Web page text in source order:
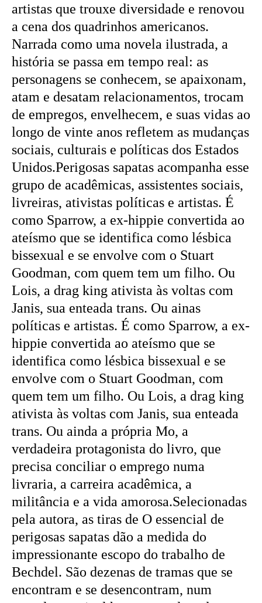
artistas que trouxe diversidade e renovou
a cena dos quadrinhos americanos.
Narrada como uma novela ilustrada, a
história se passa em tempo real: as
personagens se conhecem, se apaixonam,
atam e desatam relacionamentos, trocam
de empregos, envelhecem, e suas vidas ao
longo de vinte anos refletem as mudanças
sociais, culturais e políticas dos Estados
Unidos.Perigosas sapatas acompanha esse
grupo de acadêmicas, assistentes sociais,
livreiras, ativistas políticas e artistas. É
como Sparrow, a ex-hippie convertida ao
ateísmo que se identifica como lésbica
bissexual e se envolve com o Stuart
Goodman, com quem tem um filho. Ou
Lois, a drag king ativista às voltas com
Janis, sua enteada trans. Ou ainas
políticas e artistas. É como Sparrow, a ex-
hippie convertida ao ateísmo que se
identifica como lésbica bissexual e se
envolve com o Stuart Goodman, com
quem tem um filho. Ou Lois, a drag king
ativista às voltas com Janis, sua enteada
trans. Ou ainda a própria Mo, a
verdadeira protagonista do livro, que
precisa conciliar o emprego numa
livraria, a carreira acadêmica, a
militância e a vida amorosa.Selecionadas
pela autora, as tiras de O essencial de
perigosas sapatas dão a medida do
impressionante escopo do trabalho de
Bechdel. São dezenas de tramas que se
encontram e se desencontram, num